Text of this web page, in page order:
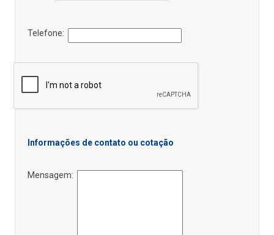
Telefone:
Informações de contato ou cotação
Mensagem: